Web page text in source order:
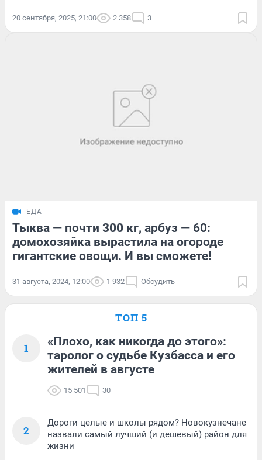
20 сентября, 2025, 21:00 2 358 3
ЕДА
Тыква — почти 300 кг, арбуз — 60:
домохозяйка вырастила на огороде
гигантские овощи. И вы сможете!
31 августа, 2024, 12:00 1 932 Обсудить
ТОП 5
1
«Плохо, как никогда до этого»:
таролог о судьбе Кузбасса и его
жителей в августе
15 501 30
2
Дороги целые и школы рядом? Новокузнечане
назвали самый лучший (и дешевый) район для
жизни